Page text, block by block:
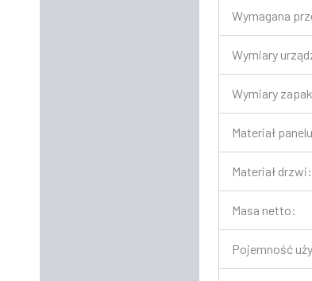
Wymagana
Wymiary
Wymiary
Materiał
Materiał drzwi:
Masa netto:
Pojemność